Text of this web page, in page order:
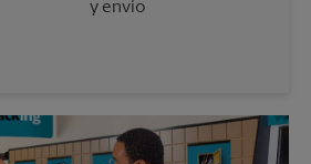
y envío